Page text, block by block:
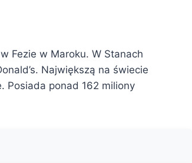
Fezie w Maroku. W Stanach
Największą na świecie
Posiada ponad 162 miliony